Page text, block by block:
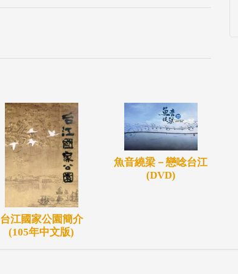
台江國家公園簡介
(105年中文版)
魚音繞梁－戀唸台江
(DVD)